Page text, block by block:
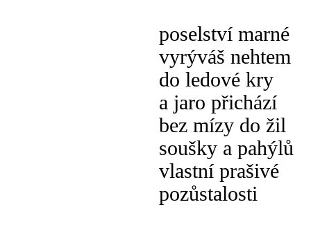
poselství marné
vyrýváš nehtem
do ledové kry
a jaro přichází
bez mízy do žil
soušky a pahýlů
vlastní prašivé
pozůstalosti